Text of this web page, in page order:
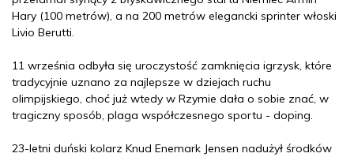
Hary (100 metrów), a na 200 metrów elegancki sprinter włoski
Livio Berutti.
11 września odbyła się uroczystość zamknięcia igrzysk, które
tradycyjnie uznano za najlepsze w dziejach ruchu
olimpijskiego, choć już wtedy w Rzymie dała o sobie znać, w
tragiczny sposób, plaga współczesnego sportu - doping.
23-letni duński kolarz Knud Enemark Jensen nadużył środków